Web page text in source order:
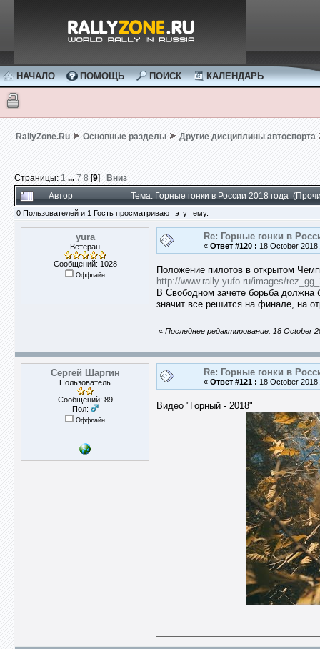
НАЧАЛО ПОМОЩЬ ПОИСК КАЛЕНДАРЬ
RallyZone.Ru Основные разделы Другие дисциплины автоспорта
Страницы: 1 ... 7 8 [9] Вниз
Автор
Тема: Горные гонки в России 2018 года
0 Пользователей и 1 Гость просматривают эту тему.
yura
Ветеран
Сообщений: 1028
Оффлайн
Re: Горные гонки в
« Ответ #120 : 18 October
Положение пилотов в открытом
http://www.rally-yufo.ru/images/
В Свободном зачете борьба должна
значит все решится на финале, на
« Последнее редактирование: 18 October
Сергей Шаргин
Пользователь
Сообщений: 89
Пол:
Оффлайн
Re: Горные гонки в
« Ответ #121 : 18 October
Видео "Горный - 2018"